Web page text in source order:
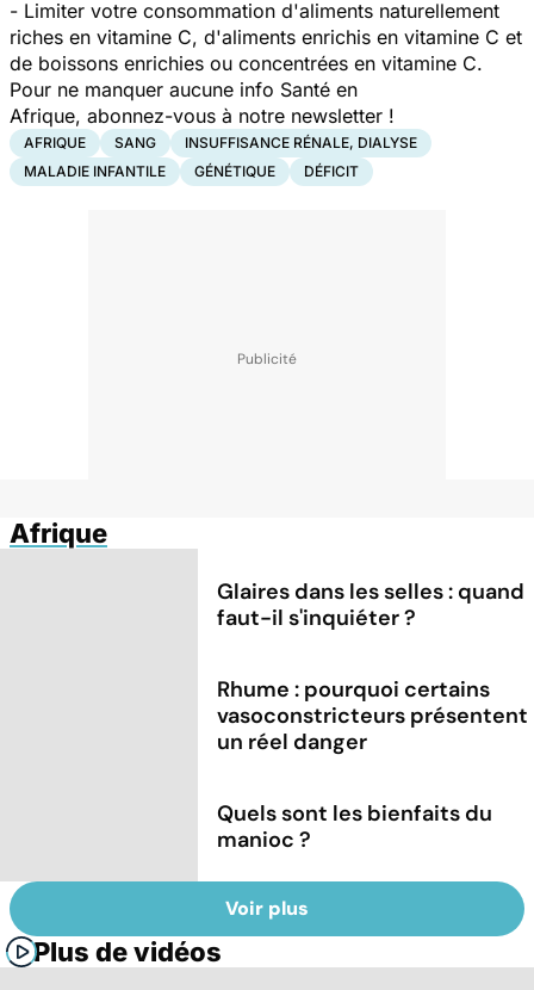
- Limiter votre consommation d'aliments naturellement
riches en vitamine C, d'aliments enrichis en vitamine C et
de boissons enrichies ou concentrées en vitamine C.
Pour ne manquer aucune info Santé en
Afrique, abonnez-vous à notre newsletter !
AFRIQUE SANG
INSUFFISANCE RÉNALE, DIALYSE
MALADIE INFANTILE
GÉNÉTIQUE DÉFICIT
Afrique
Glaires dans les selles : quand
faut-il s'inquiéter ?
Rhume : pourquoi certains
vasoconstricteurs présentent
un réel danger
Quels sont les bienfaits du
manioc ?
Voir plus
Plus de vidéos